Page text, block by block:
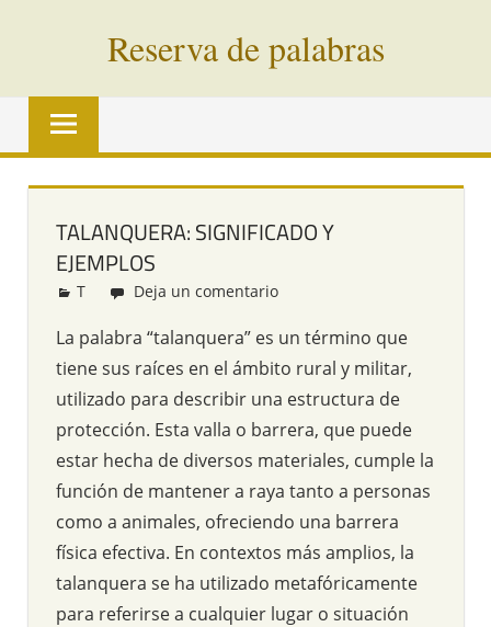
Reserva de palabras
Palabras
vías
todo
TALANQUERA: SIGNIFICADO Y
EJEMPLOS
Redacción
T Deja un comentario
La palabra “talanquera” es un término que
tiene sus raíces en el ámbito rural y militar,
utilizado para describir una estructura de
protección. Esta valla o barrera, que puede
estar hecha de diversos materiales, cumple la
función de mantener a raya tanto a personas
como a animales, ofreciendo una barrera
física efectiva. En contextos más amplios, la
talanquera se ha utilizado metafóricamente
para referirse a cualquier lugar o situación